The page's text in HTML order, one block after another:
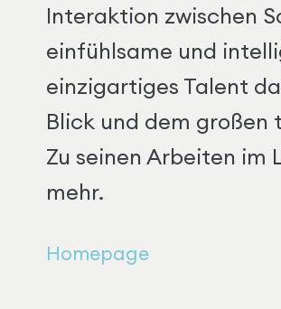
Interaktion zwischen
einfühlsame und
einzigartiges Talent
Blick und dem großen
Zu seinen Arbeiten im
mehr.
Homepage